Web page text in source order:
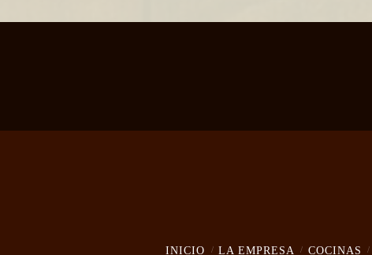
INICIO LA EMPRESA COCINAS